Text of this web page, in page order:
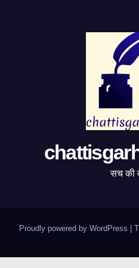
सच की
Proudly powered by WordPress |